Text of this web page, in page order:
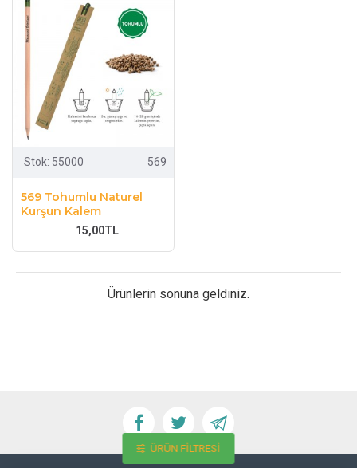
Stok: 55000 569
569 Tohumlu Naturel
Kurşun Kalem
15,00TL
Ürünlerin sonuna geldiniz.
ÜRÜN FILTRESI